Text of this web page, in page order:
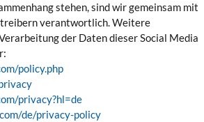
stehen, sind wir gemeinsam mit
verantwortlich. Weitere
der Daten dieser Social Media
policy.php
privacy?hl=de
de/privacy-policy